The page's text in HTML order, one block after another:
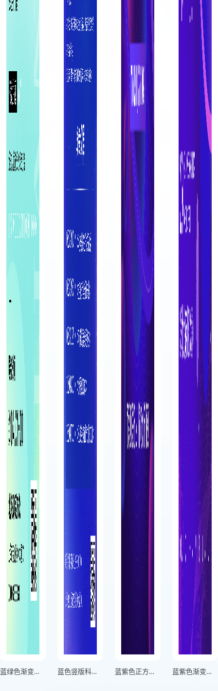
蓝绿色渐变竖版儿童成长论坛交流会邀请函海报 蓝色竖版科技未来生产力行业大会邀请函海报 蓝紫色正方形企业发展宣讲会邀请函海报 蓝紫色渐变横版商务论坛讲座邀请函海报